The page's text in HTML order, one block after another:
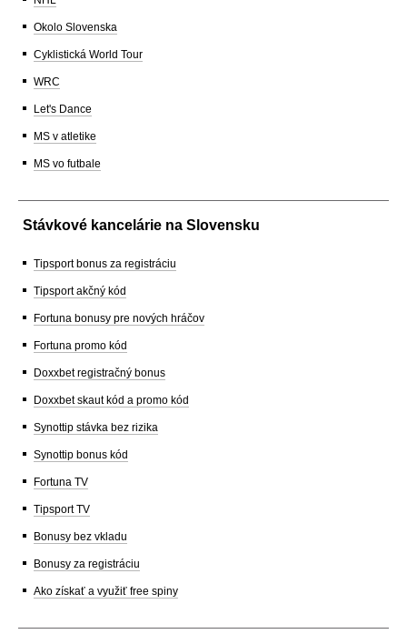
Okolo Slovenska
Cyklistická World Tour
WRC
Let's Dance
MS v atletike
MS vo futbale
Stávkové kancelárie na Slovensku
Tipsport bonus za registráciu
Tipsport akčný kód
Fortuna bonusy pre nových hráčov
Fortuna promo kód
Doxxbet registračný bonus
Doxxbet skaut kód a promo kód
Synottip stávka bez rizika
Synottip bonus kód
Fortuna TV
Tipsport TV
Bonusy bez vkladu
Bonusy za registráciu
Ako získať a využiť free spiny